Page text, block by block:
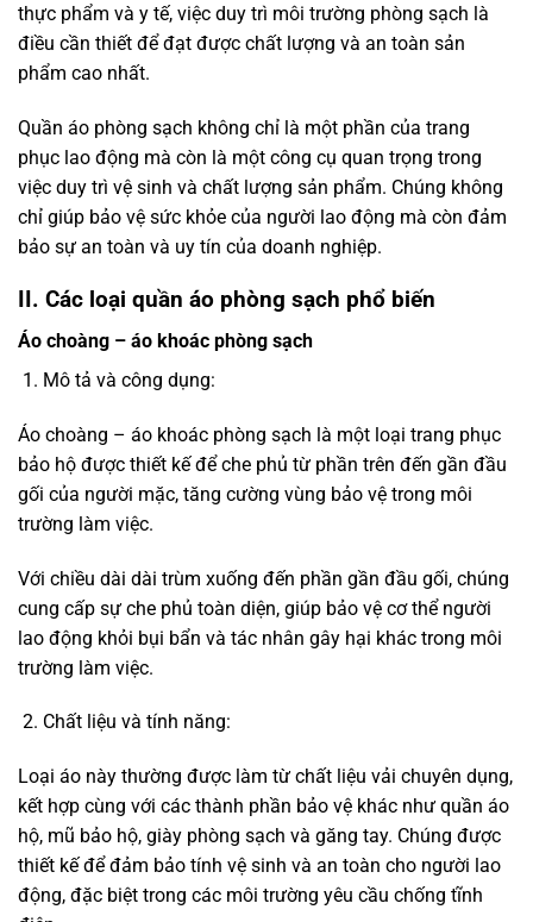
thực phẩm và y tế, việc duy trì môi trường phòng sạch là
điều cần thiết để đạt được chất lượng và an toàn sản
phẩm cao nhất.
Quần áo phòng sạch không chỉ là một phần của trang
phục lao động mà còn là một công cụ quan trọng trong
việc duy trì vệ sinh và chất lượng sản phẩm. Chúng không
chỉ giúp bảo vệ sức khỏe của người lao động mà còn đảm
bảo sự an toàn và uy tín của doanh nghiệp.
II. Các loại quần áo phòng sạch phổ biến
Áo choàng – áo khoác phòng sạch
Mô tả và công dụng:
Áo choàng – áo khoác phòng sạch là một loại trang phục
bảo hộ được thiết kế để che phủ từ phần trên đến gần đầu
gối của người mặc, tăng cường vùng bảo vệ trong môi
trường làm việc.
Với chiều dài dài trùm xuống đến phần gần đầu gối, chúng
cung cấp sự che phủ toàn diện, giúp bảo vệ cơ thể người
lao động khỏi bụi bẩn và tác nhân gây hại khác trong môi
trường làm việc.
Chất liệu và tính năng:
Loại áo này thường được làm từ chất liệu vải chuyên dụng,
kết hợp cùng với các thành phần bảo vệ khác như quần áo
hộ, mũ bảo hộ, giày phòng sạch và găng tay. Chúng được
thiết kế để đảm bảo tính vệ sinh và an toàn cho người lao
động, đặc biệt trong các môi trường yêu cầu chống tĩnh